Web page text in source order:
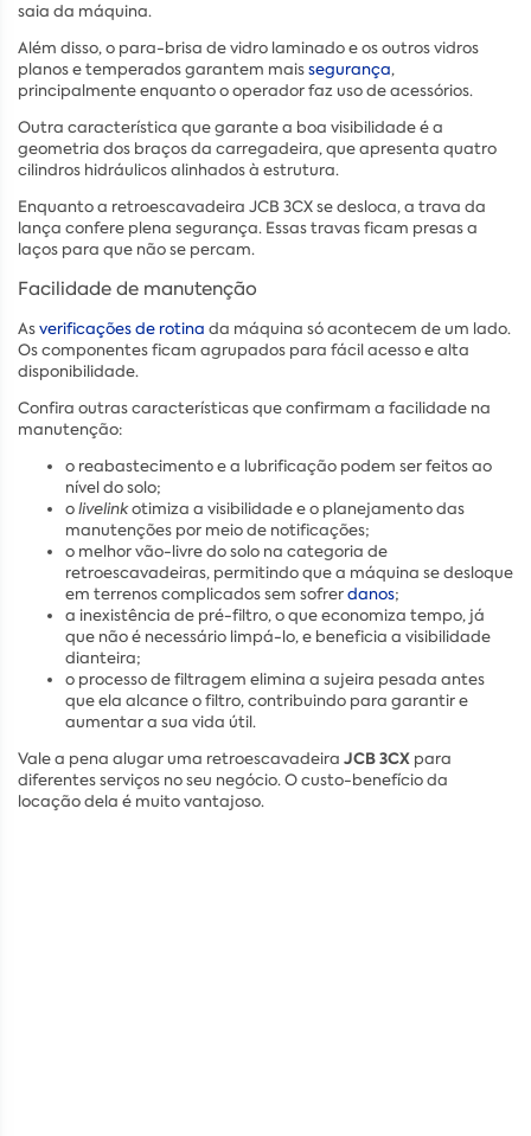
saia da máquina.
Além disso, o para-brisa de vidro laminado e os outros vidros
planos e temperados garantem maissegurança,
principalmente enquanto o operador faz uso de acessórios.
Outra característica que garante a boa visibilidade é a
geometria dos braços da carregadeira, que apresenta quatro
cilindros hidráulicos alinhados à estrutura.
Enquanto a retroescavadeira JCB 3CX se desloca, a trava da
lança confere plena segurança. Essas travas ficam presas a
laços para que não se percam.
Facilidade de manutenção
Asverificações de rotina da máquina só acontecem de um lado.
Os componentes ficam agrupados para fácil acesso e alta
disponibilidade.
Confira outras características que confirmam a facilidade na
manutenção:
o reabastecimento e a lubrificação podem ser feitos ao
nível do solo;
olivelinkotimiza a visibilidade e o planejamento das
manutenções por meio de notificações;
o melhor vão-livre do solo na categoria de
retroescavadeiras, permitindo que a máquina se desloque
em terrenos complicados sem sofrerdanos;
a inexistência de pré-filtro, o que economiza tempo, já
que não é necessário limpá-lo, e beneficia a visibilidade
dianteira;
o processo de filtragem elimina a sujeira pesada antes
que ela alcance o filtro, contribuindo para garantir e
aumentar a sua vida útil.
Vale a pena alugar uma retroescavadeira JCB 3CX para
diferentes serviços no seu negócio. O custo-benefício da
locação dela é muito vantajoso.